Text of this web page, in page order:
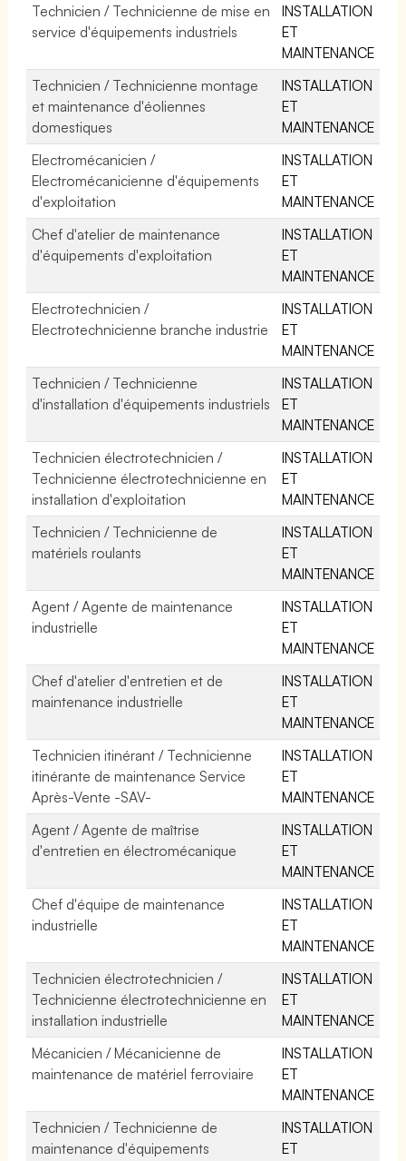
Technicien / Technicienne de mise en
service d'équipements industriels
INSTALLATION
ET
MAINTENANCE
Technicien / Technicienne montage
et maintenance d'éoliennes
domestiques
INSTALLATION
ET
MAINTENANCE
Electromécanicien /
Electromécanicienne d'équipements
d'exploitation
INSTALLATION
ET
MAINTENANCE
Chef d'atelier de maintenance
d'équipements d'exploitation
INSTALLATION
ET
MAINTENANCE
Electrotechnicien /
Electrotechnicienne branche industrie
INSTALLATION
ET
MAINTENANCE
Technicien / Technicienne
d'installation d'équipements industriels
INSTALLATION
ET
MAINTENANCE
Technicien électrotechnicien /
Technicienne électrotechnicienne en
installation d'exploitation
INSTALLATION
ET
MAINTENANCE
Technicien / Technicienne de
matériels roulants
INSTALLATION
ET
MAINTENANCE
Agent / Agente de maintenance
industrielle
INSTALLATION
ET
MAINTENANCE
Chef d'atelier d'entretien et de
maintenance industrielle
INSTALLATION
ET
MAINTENANCE
Technicien itinérant / Technicienne
itinérante de maintenance Service
Après-Vente -SAV-
INSTALLATION
ET
MAINTENANCE
Agent / Agente de maîtrise
d'entretien en électromécanique
INSTALLATION
ET
MAINTENANCE
Chef d'équipe de maintenance
industrielle
INSTALLATION
ET
MAINTENANCE
Technicien électrotechnicien /
Technicienne électrotechnicienne en
installation industrielle
INSTALLATION
ET
MAINTENANCE
Mécanicien / Mécanicienne de
maintenance de matériel ferroviaire
INSTALLATION
ET
MAINTENANCE
Technicien / Technicienne de
maintenance d'équipements
INSTALLATION
ET